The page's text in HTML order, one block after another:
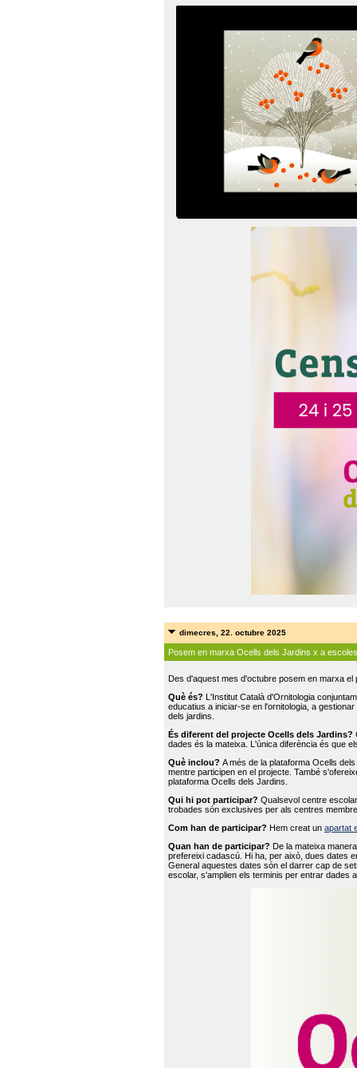
dimecres, 22. octubre 2025
Posem en marxa Ocells dels Jardins x a escoles
Des d'aquest mes d'octubre posem en marxa
Què és? L'Institut Català d'Ornitologia
educatius a iniciar-se en l'ornitologia, a
dels jardins.
És diferent del projecte Ocells dels Jardins?
dades és la mateixa. L'única diferència és que
Què inclou? A més de la plataforma Ocells
mentre participen en el projecte. També
plataforma Ocells dels Jardins.
Qui hi pot participar? Qualsevol centre
trobades són exclusives per als centres
Com han de participar? Hem creat un apartat
Quan han de participar? De la mateixa
prefereixi cadascú. Hi ha, per això, dues dates
General aquestes dates són el darrer cap de
escolar, s'amplien els terminis per entrar dades